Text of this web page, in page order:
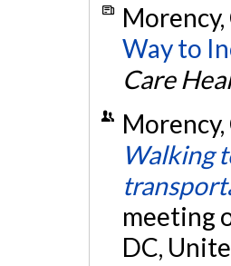
Morency,
Way to
Care
Morency,
Walking
meeting
DC,